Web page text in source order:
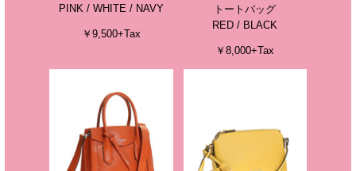
PINK / WHITE / NAVY
￥9,500+Tax
トートバッグ
RED / BLACK
￥8,000+Tax